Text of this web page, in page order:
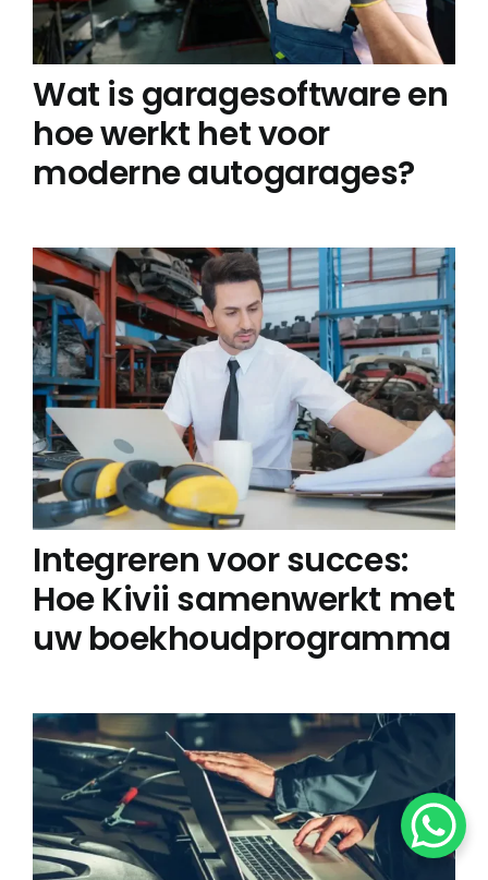
Wat is garagesoftware en
hoe werkt het voor
moderne autogarages?
Integreren voor succes:
Hoe Kivii samenwerkt met
uw boekhoudprogramma